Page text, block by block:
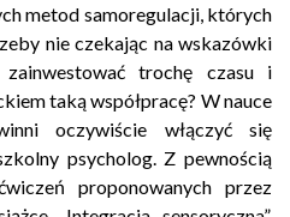
metod samoregulacji, których
nie czekając na wskazówki
trochę czasu i
taką współpracę? W nauce
oczywiście włączyć się
psycholog. Z pewnością
proponowanych przez